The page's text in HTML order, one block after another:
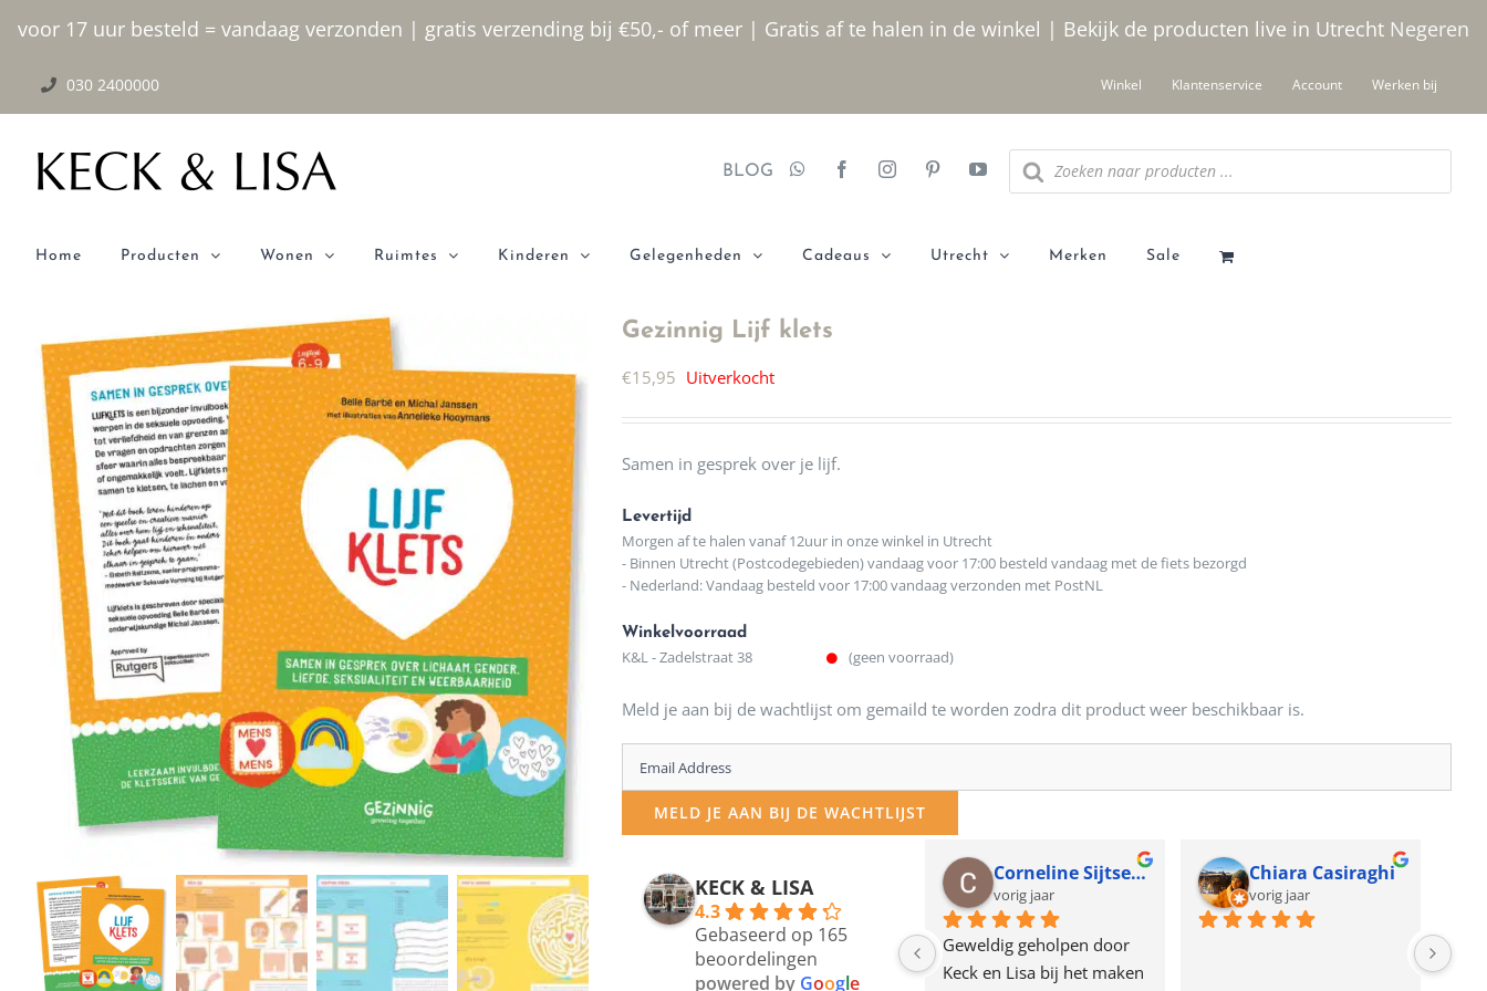
voor 17 uur besteld = vandaag verzonden | gratis verzending bij €50,- of meer | Gratis af te halen in de winkel | Bekijk de producten live in Utrecht Negeren
inhoud
030 2400000 Winkel Klantenservice Account Werken bij
BLOG
Producten
zoeken
Home Producten Wonen Ruimtes Kinderen Gelegenheden Cadeaus Utrecht Merken Sale
Gezinnig Lijf klets
€15,95 Uitverkocht
Samen in gesprek over je lijf.
Levertijd
Morgen af te halen vanaf 12uur in onze winkel in Utrecht
- Binnen Utrecht (Postcodegebieden) vandaag voor 17:00 besteld vandaag met de fiets bezorgd
- Nederland: Vandaag besteld voor 17:00 vandaag verzonden met PostNL
Winkelvoorraad
K&L - Zadelstraat 38 (geen voorraad)
Meld je aan bij de wachtlijst om gemaild te worden zodra dit product weer beschikbaar is.
Enter
your
email
MELD JE AAN BIJ DE WACHTLIJST
KECK & LISA
4.3
Gebaseerd op 165
beoordelingen
powered by Google
rosawillemijn
4 maanden geleden
Ik was een dagje in Utrecht
en ik kwam deze leuke
12 maanden geleden
Waarom in hemelsnaam
de woonwinkel op de
Corneline Sijtsema
vorig jaar
Geweldig geholpen door
Keck en Lisa bij het maken
Chiara Casiraghi
vorig jaar